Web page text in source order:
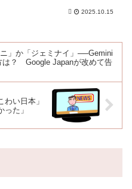
2025.10.15
ニ」か「ジェミナイ」──Gemini
は？ Google Japanが改めて告
わい日本」
た」